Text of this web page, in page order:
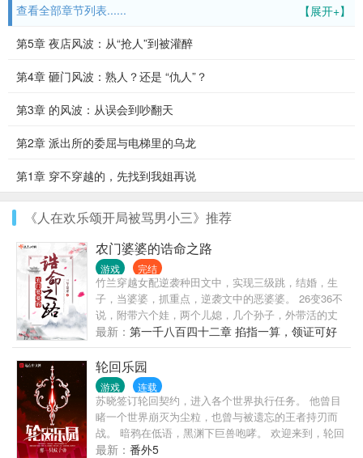
【展开+】
查看全部章节列表......
第5章 夜店风波：从“抢人”到被灌醉
第4章 砸门风波：熟人？还是 “仇人”？
第3章 的风波：从误会到吵翻天
第2章 派出所的委屈与电梯里的乌龙
第1章 穿不穿越的，先找到我姐再说
《人在欢乐颂开局被骂男小三》推荐
农门婆婆的诰命之路
游戏 完结
竹兰穿越女配逆袭种田文中，实现三级跳，结婚，生
子，当婆婆，抓重点，逆袭文中的恶婆婆。 26变36不
说，附带六个娃，两个儿媳，几个孙子，外带活的丈
夫，划重点不是原装的，是坑她穿越的人。 竹兰成了
原身才知道，被两个儿媳坑惨了，大儿媳妇嗓门大，
自带补脑功能，一点小事到她嘴里就变了味。 二儿媳
妇胆小懦弱，逢人就哭，活脱脱把竹兰塑造成了恶婆
婆形象。 竹兰，“.......这日子真没法过了。” 某人，“还
有我。” 竹兰，“呵呵，就你坑我最惨！” 某人，“......”
最新： 第一千八百四十二章 掐指一算，领证可好
轮回乐园
游戏 连载
苏晓签订轮回契约，进入各个世界执行任务。 他曾目
睹一个世界崩灭为尘粒，也曾与被遗忘的王者持刃而
战。 暗鸦在低语，黑渊下巨兽咆哮。 欢迎来到，轮回
乐园……
最新： 番外5